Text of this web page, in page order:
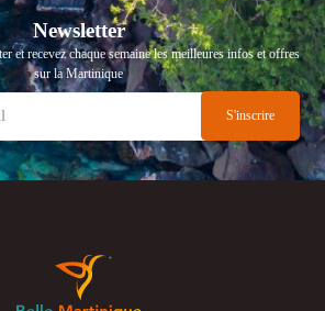
Newsletter
et recevez chaque semaine les meilleures infos et offres
sur la Martinique